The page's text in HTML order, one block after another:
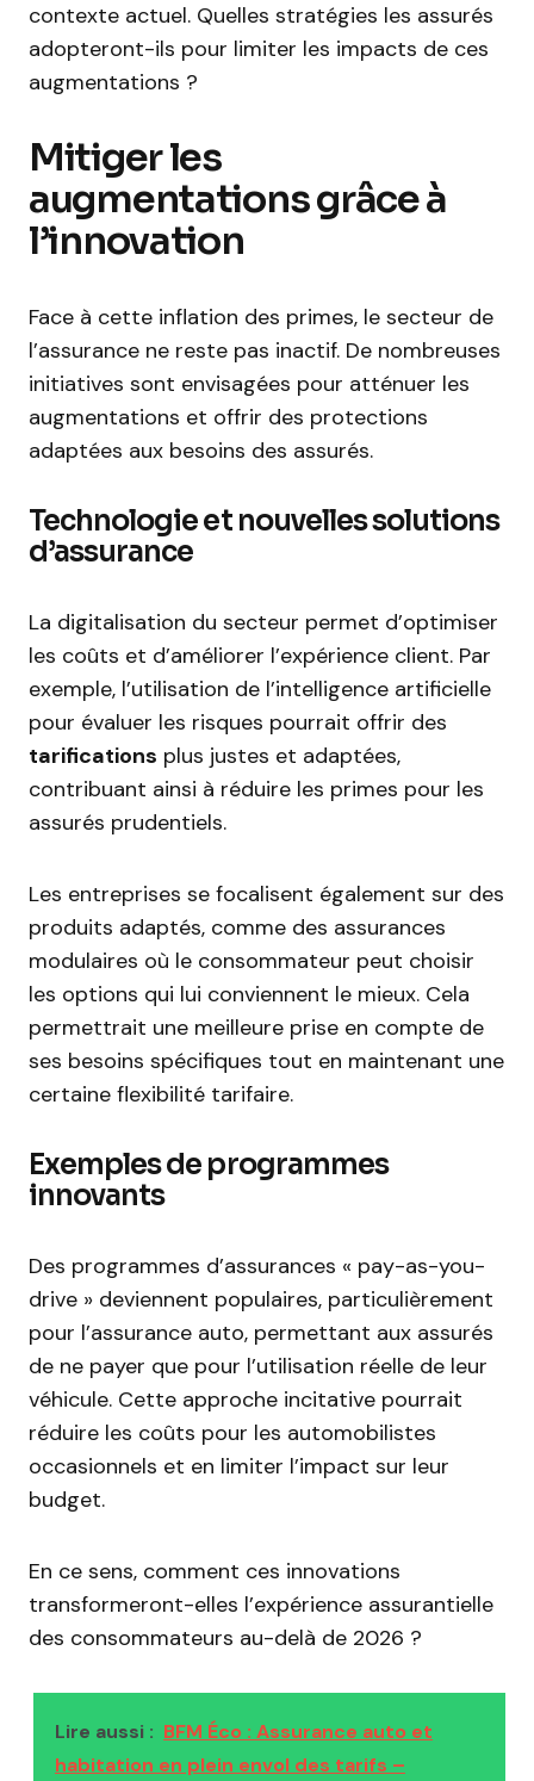
contexte actuel. Quelles stratégies les assurés
adopteront-ils pour limiter les impacts de ces
augmentations ?
Mitiger les
augmentations grâce à
l’innovation
Face à cette inflation des primes, le secteur de
l’assurance ne reste pas inactif. De nombreuses
initiatives sont envisagées pour atténuer les
augmentations et offrir des protections
adaptées aux besoins des assurés.
Technologie et nouvelles solutions
d’assurance
La digitalisation du secteur permet d’optimiser
les coûts et d’améliorer l’expérience client. Par
exemple, l’utilisation de l’intelligence artificielle
pour évaluer les risques pourrait offrir des
tarifications plus justes et adaptées,
contribuant ainsi à réduire les primes pour les
assurés prudentiels.
Les entreprises se focalisent également sur des
produits adaptés, comme des assurances
modulaires où le consommateur peut choisir
les options qui lui conviennent le mieux. Cela
permettrait une meilleure prise en compte de
ses besoins spécifiques tout en maintenant une
certaine flexibilité tarifaire.
Exemples de programmes
innovants
Des programmes d’assurances « pay-as-you-
drive » deviennent populaires, particulièrement
pour l’assurance auto, permettant aux assurés
de ne payer que pour l’utilisation réelle de leur
véhicule. Cette approche incitative pourrait
réduire les coûts pour les automobilistes
occasionnels et en limiter l’impact sur leur
budget.
En ce sens, comment ces innovations
transformeront-elles l’expérience assurantielle
des consommateurs au-delà de 2026 ?
Lire aussi : BFM Éco : Assurance auto et
habitation en plein envol des tarifs –